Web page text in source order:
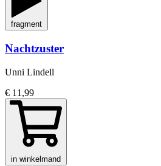
fragment
Nachtzuster
Unni Lindell
€ 11,99
in winkelmand